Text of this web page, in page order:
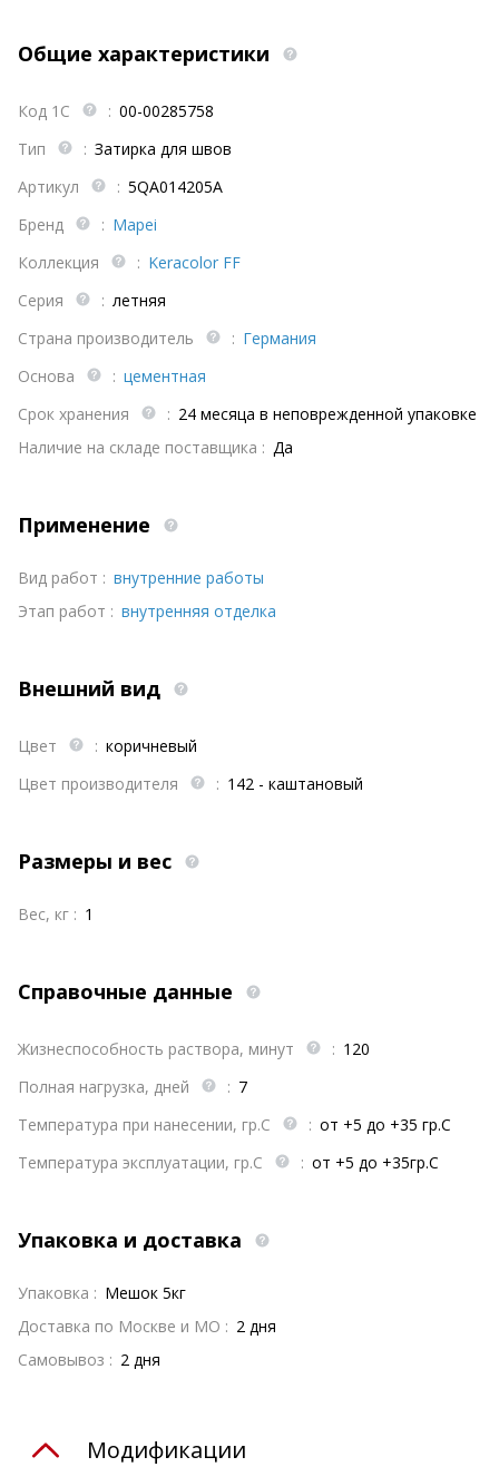
Общие характеристики
Код 1С : 00-00285758
Тип
: Затирка для швов
Артикул
: 5QA014205A
Бренд
: Mapei
Коллекция
: Keracolor FF
Серия
: летняя
Страна производитель
: Германия
Основа
: цементная
Срок хранения
: 24 месяца в неповрежденной упаковке
Наличие на складе поставщика : Да
Применение
Вид работ : внутренние работы
Этап работ : внутренняя отделка
Внешний вид
Цвет : коричневый
Цвет производителя
: 142 - каштановый
Размеры и вес
Вес, кг : 1
Справочные данные
Жизнеспособность раствора, минут : 120
Полная нагрузка, дней
: 7
Температура при нанесении, гр.С
: от +5 до +35 гр.С
Температура эксплуатации, гр.С
: от +5 до +35гр.С
Упаковка и доставка
Упаковка : Мешок 5кг
Доставка по Москве и МО : 2 дня
Самовывоз : 2 дня
Модификации